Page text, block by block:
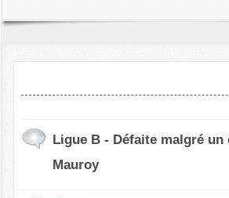
Ligue B - Défaite malgré un
Mauroy